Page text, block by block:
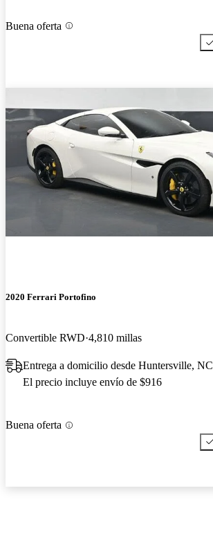
Buena oferta
2020 Ferrari Portofino
Convertible RWD 4,810 millas
Entrega a domicilio desde Huntersville, NC
El precio incluye envío de $916
Buena oferta